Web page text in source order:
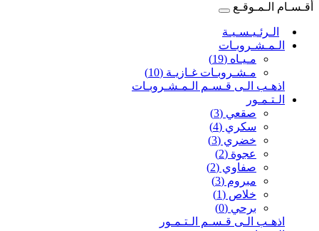
أقـسـام الـمـوقـع
الـرئـيـسـيـة
الـمـشـروبـات
مـيـاه (19)
مـشـروبـات غـازيـة (10)
اذهـب الـى قـسـم الـمـشـروبـات
الـتـمـور
صقعي (3)
سكري (4)
خضري (3)
عجوة (2)
صفاوي (2)
مبروم (3)
خلاص (1)
برحي (0)
اذهـب الـى قـسـم الـتـمـور